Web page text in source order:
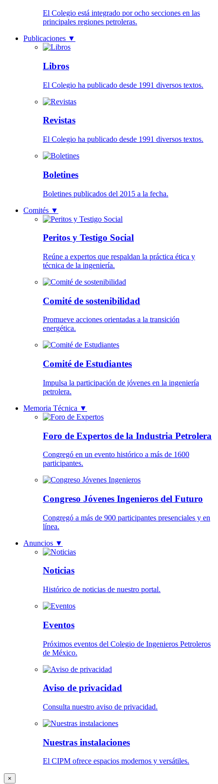
El Colegio está integrado por ocho secciones en las
principales regiones petroleras.
Publicaciones ▼
Libros
El Colegio ha publicado desde 1991 diversos textos.
Revistas
El Colegio ha publicado desde 1991 diversos textos.
Boletines
Boletines publicados del 2015 a la fecha.
Comités ▼
Peritos y Testigo Social
Reúne a expertos que respaldan la práctica ética y
técnica de la ingeniería.
Comité de sostenibilidad
Promueve acciones orientadas a la transición
energética.
Comité de Estudiantes
Impulsa la participación de jóvenes en la ingeniería
petrolera.
Memoria Técnica ▼
Foro de Expertos de la Industria Petrolera
Congregó en un evento histórico a más de 1600
participantes.
Congreso Jóvenes Ingenieros del Futuro
Congregó a más de 900 participantes presenciales y en
línea.
Anuncios ▼
Noticias
Histórico de noticias de nuestro portal.
Eventos
Próximos eventos del Colegio de Ingenieros Petroleros
de México.
Aviso de privacidad
Consulta nuestro aviso de privacidad.
Nuestras instalaciones
El CIPM ofrece espacios modernos y versátiles.
×